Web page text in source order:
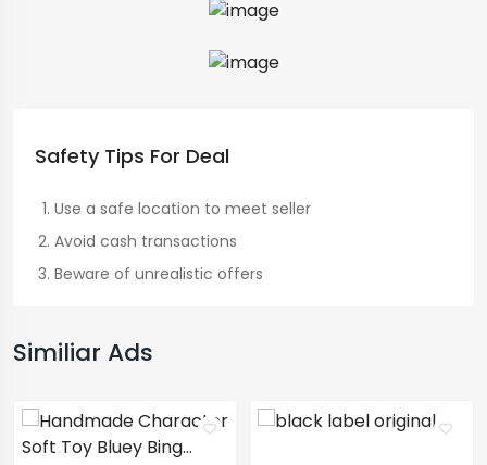
Safety Tips For Deal
Use a safe location to meet seller
Avoid cash transactions
Beware of unrealistic offers
Similiar Ads